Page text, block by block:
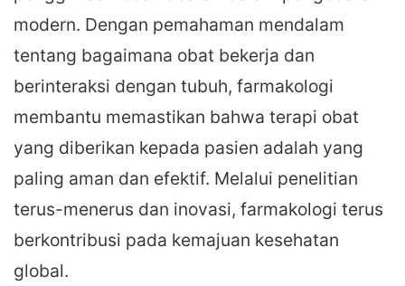
modern. Dengan pemahaman mendalam
tentang bagaimana obat bekerja dan
berinteraksi dengan tubuh, farmakologi
membantu memastikan bahwa terapi obat
yang diberikan kepada pasien adalah yang
paling aman dan efektif. Melalui penelitian
terus-menerus dan inovasi, farmakologi terus
berkontribusi pada kemajuan kesehatan
global.